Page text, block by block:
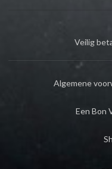
Veilig
Algemene
Een Bon